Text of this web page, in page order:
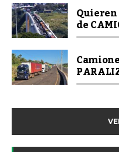
Quieren
de